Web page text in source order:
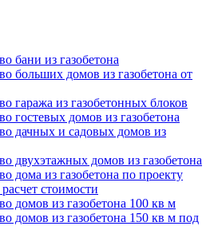
бани из газобетона
больших домов из газобетона от
гаража из газобетонных блоков
гостевых домов из газобетона
дачных и садовых домов из
двухэтажных домов из газобетона
дома из газобетона по проекту
стоимости
домов из газобетона 100 кв м
домов из газобетона 150 кв м под